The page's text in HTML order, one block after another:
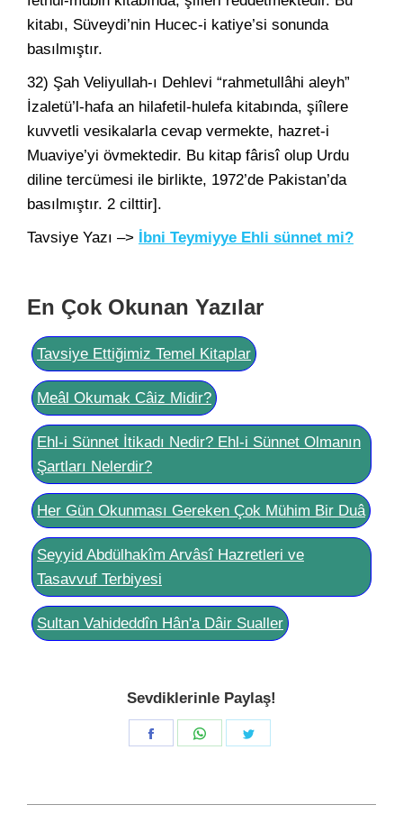
kitabı, Süveydi’nin Hucec-i katiye’si sonunda
basılmıştır.
32) Şah Veliyullah-ı Dehlevi “rahmetullâhi aleyh”
İzaletü’l-hafa an hilafetil-hulefa kitabında, şiîlere
kuvvetli vesikalarla cevap vermekte, hazret-i
Muaviye’yi övmektedir. Bu kitap fârisî olup Urdu
diline tercümesi ile birlikte, 1972’de Pakistan’da
basılmıştır. 2 cilttir].
Tavsiye Yazı –> İbni Teymiyye Ehli sünnet mi?
En Çok Okunan Yazılar
Tavsiye Ettiğimiz Temel Kitaplar
Meâl Okumak Câiz Midir?
Ehl-i Sünnet İtikadı Nedir? Ehl-i Sünnet Olmanın
Şartları Nelerdir?
Her Gün Okunması Gereken Çok Mühim Bir Duâ
Seyyid Abdülhakîm Arvâsî Hazretleri ve
Tasavvuf Terbiyesi
Sultan Vahideddîn Hân'a Dâir Sualler
Sevdiklerinle Paylaş!
Share
Share